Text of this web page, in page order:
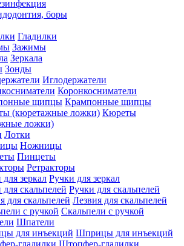
боры
Гладилки
Зажимы
Зеркала
Зонды
Иглодержатели
Коронкосниматели
Крампонные щипцы
Кюреты
ложки)
Лотки
Ножницы
Пинцеты
Ретракторы
Ручки для зеркал
Ручки для скальпелей
Лезвия для скальпелей
Скальпели с ручкой
Шпатели
Шприцы для инъекций
Штопфер-гладилки